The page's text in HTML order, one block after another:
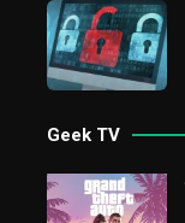
Geek TV